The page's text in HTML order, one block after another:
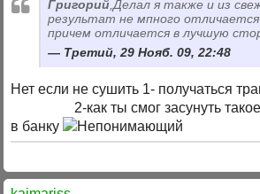
Григорий,Делал я также и из
результат не мпного
причем отличается в лучшую
Третий, 29 Нояб. 09, 22:48
Нет если не сушить 1- получаться
2-как ты смог засунуть такое
в банку